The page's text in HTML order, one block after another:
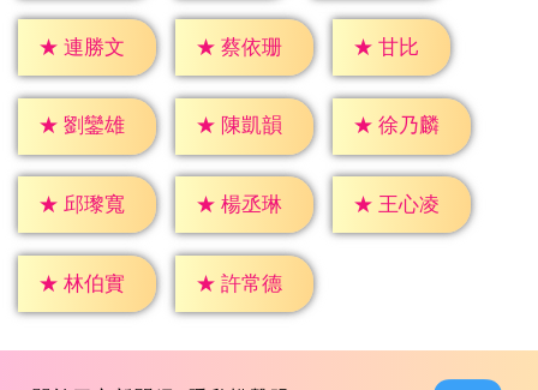
★ 連勝文 ★ 蔡依珊 ★ 甘比
★ 劉鑾雄 ★ 陳凱韻 ★ 徐乃麟
★ 邱瓈寬 ★ 楊丞琳 ★ 王心凌
★ 林伯實 ★ 許常德